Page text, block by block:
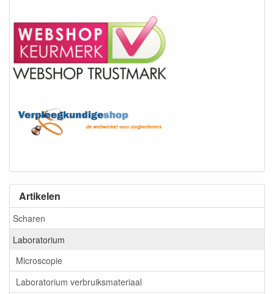
Artikelen
Scharen
Laboratorium
Microscopie
Laboratorium verbruiksmateriaal